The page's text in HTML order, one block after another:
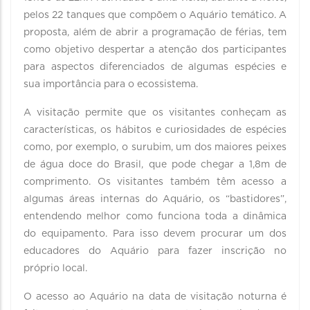
pelos 22 tanques que compõem o Aquário temático. A
proposta, além de abrir a programação de férias, tem
como objetivo despertar a atenção dos participantes
para aspectos diferenciados de algumas espécies e
sua importância para o ecossistema.
A visitação permite que os visitantes conheçam as
características, os hábitos e curiosidades de espécies
como, por exemplo, o surubim, um dos maiores peixes
de água doce do Brasil, que pode chegar a 1,8m de
comprimento. Os visitantes também têm acesso a
algumas áreas internas do Aquário, os “bastidores”,
entendendo melhor como funciona toda a dinâmica
do equipamento. Para isso devem procurar um dos
educadores do Aquário para fazer inscrição no
próprio local.
O acesso ao Aquário na data de visitação noturna é